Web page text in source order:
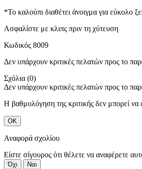
*Το καλούπι διαθέτει άνοιγμα για εύκολο
Ασφαλίστε με κλιπς πριν τη χύτευση
Κωδικός 8009
Δεν υπάρχουν κριτικές πελατών προς το
Σχόλια (0)
Δεν υπάρχουν κριτικές πελατών προς το
Η βαθμολόγηση της κριτικής δεν μπορεί να
ΟΚ
Αναφορά σχολίου
Είστε σίγουρος ότι θέλετε να αναφέρετε
Όχι Ναι